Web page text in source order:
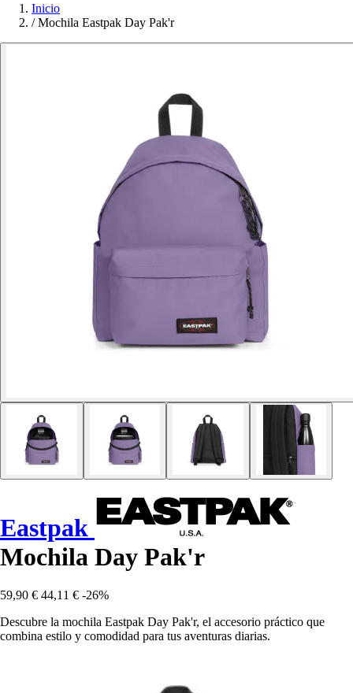
Inicio
/ Mochila Eastpak Day Pak'r
Eastpak
Mochila Day Pak'r
59,90 € 44,11 € -26%
Descubre la mochila Eastpak Day Pak'r, el accesorio práctico que
combina estilo y comodidad para tus aventuras diarias.